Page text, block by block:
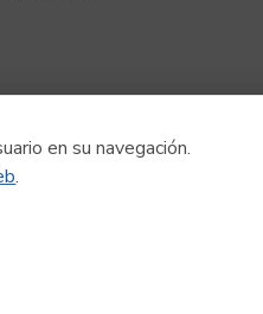
en su navegación.
.